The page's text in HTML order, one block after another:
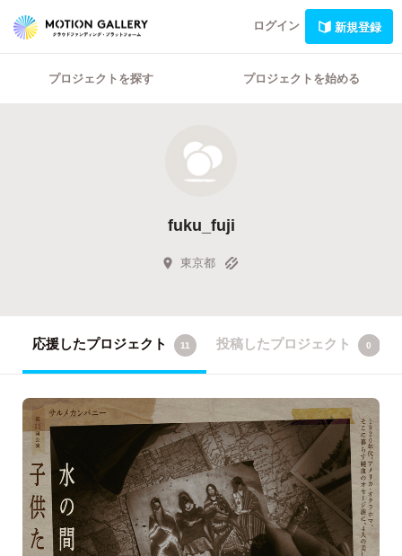
ログイン 新規登録
プロジェクトを探す プロジェクトを始める
fuku_fuji
東京都
応援したプロジェクト 11 投稿したプロジェクト 0